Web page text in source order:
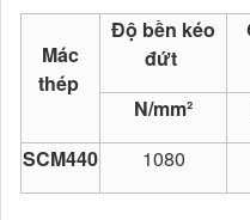
Mác
thép
Độ bền kéo
đứt
N/mm²
SCM440
1080